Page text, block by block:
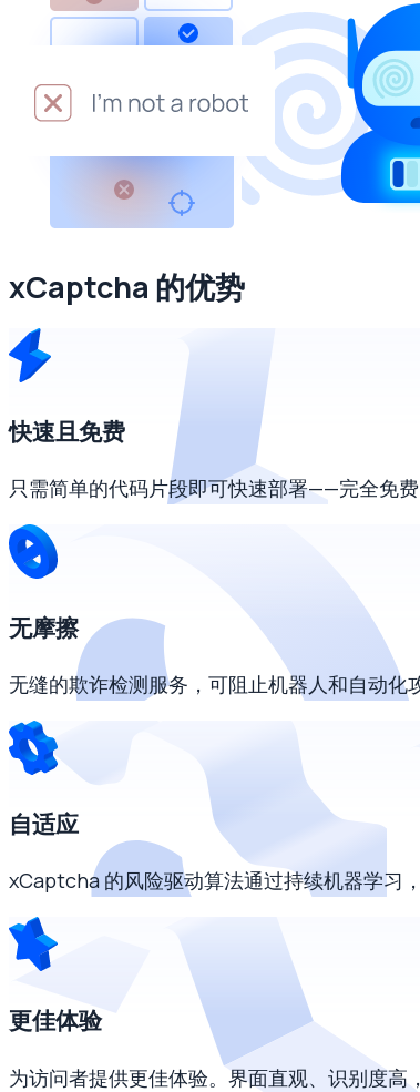
xCaptcha 的优势
快速且免费
只需简单的代码片段即可快速部署——完全免
无摩擦
无缝的欺诈检测服务，可阻止机器人和自动化
自适应
xCaptcha 的风险驱动算法通过持续机器学习
更佳体验
为访问者提供更佳体验。界面直观、识别度高